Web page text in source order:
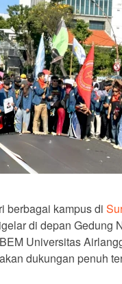
berbagai kampus di
di depan Gedung
Universitas
dukungan penuh